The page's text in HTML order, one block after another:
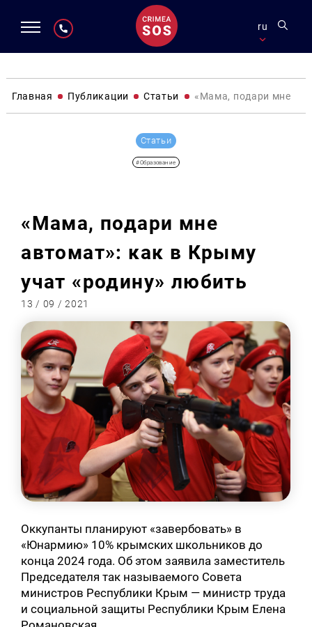
ru
Главная Публикации Статьи «Мама, подари мне
Статьи
#Образование
«Мама, подари мне
автомат»: как в Крыму
учат «родину» любить
13 / 09 / 2021
Оккупанты планируют «завербовать» в
«Юнармию» 10% крымских школьников до
конца 2024 года. Об этом заявила заместитель
Председателя так называемого Совета
министров Республики Крым — министр труда
и социальной защиты Республики Крым Елена